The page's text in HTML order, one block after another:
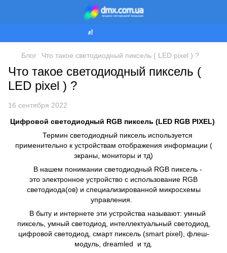
Блог Что такое светодиодный пиксель ( LED pixel ) ?
Что такое светодиодный пиксель (
LED pixel ) ?
16 сентября 2022
Цифровой светодиодный RGB пиксель (LED RGB PIXEL)
Термин светодиодный пиксель используется
применительно к устройствам отображения информации (
экраны, мониторы и тд)
В нашем понимании светодиодный RGB пиксель -
это электронное устройство с использование RGB
светодиода(ов) и специализированной микросхемы
управления.
В быту и интернете эти устройства называют: умный
пиксель, умный светодиод, интеллектуальный светодиод,
цифровой светодиод, смарт пиксель (smart pixel), флеш-
модуль, dreamled и тд.